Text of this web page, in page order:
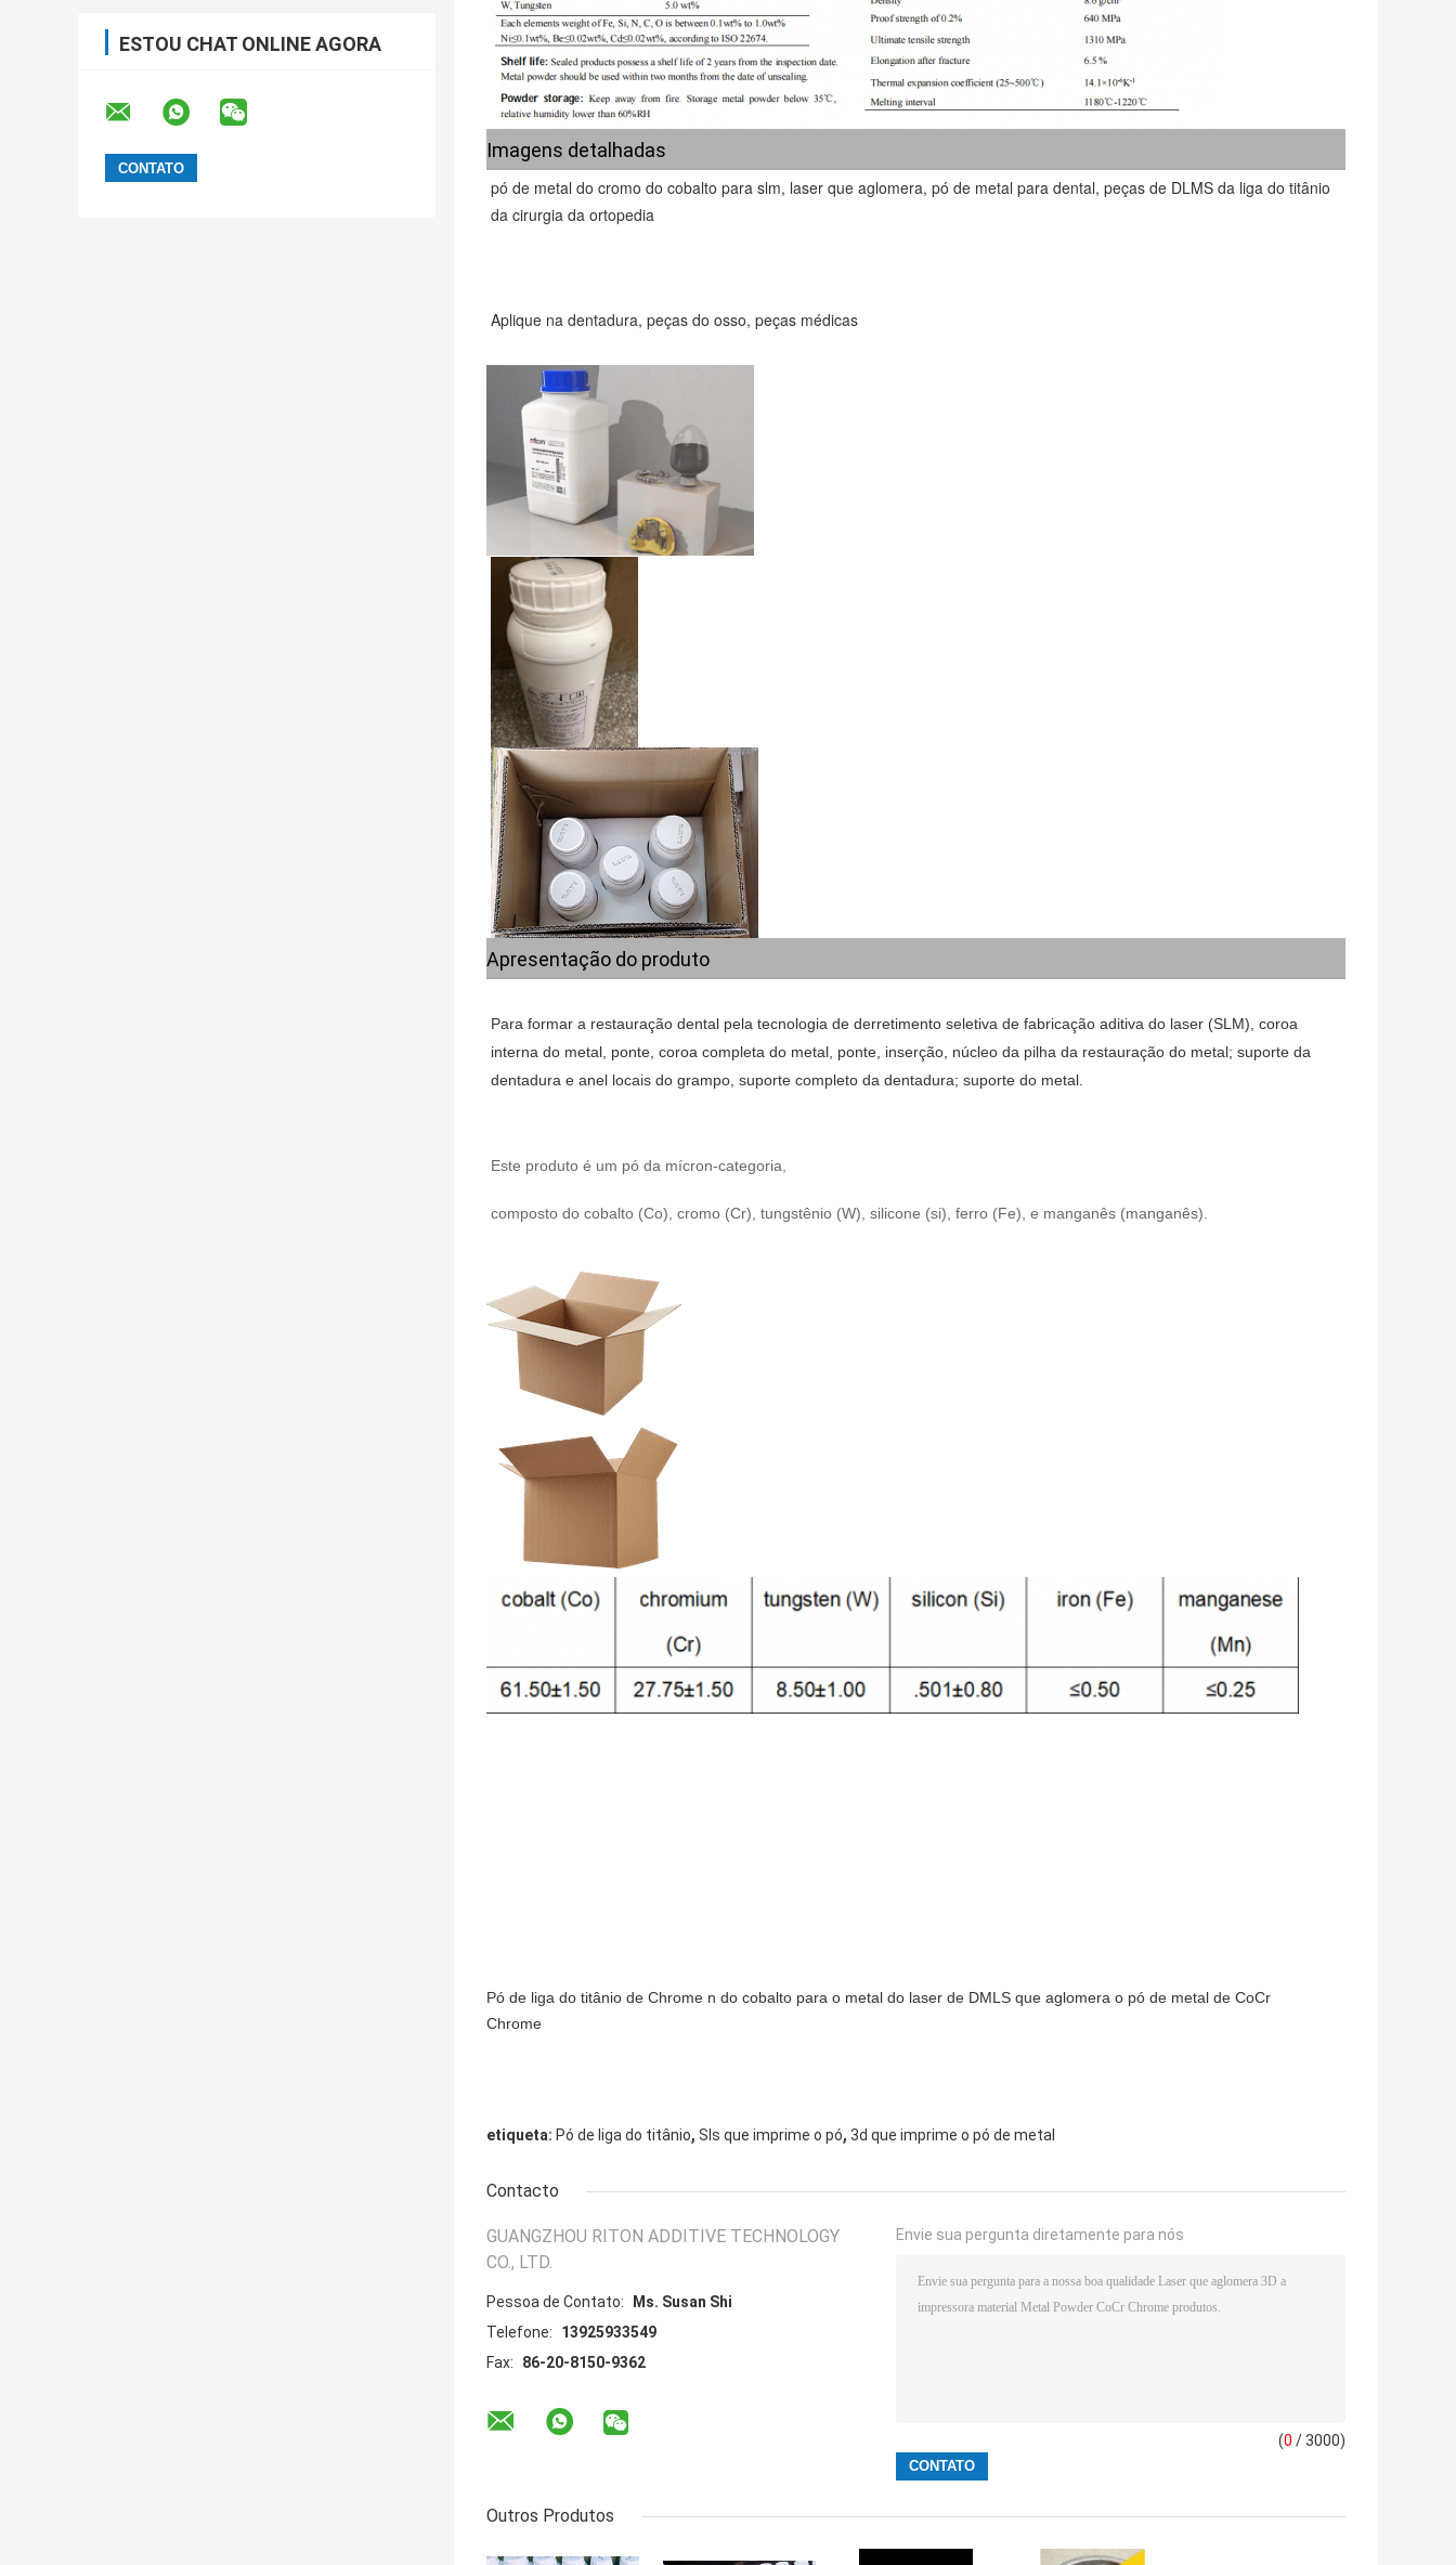
ESTOU CHAT ONLINE AGORA
Imagens detalhadas
pó de metal do cromo do cobalto para slm, laser que aglomera, pó de metal para dental, peças de DLMS da liga do titânio
da cirurgia da ortopedia
Aplique na dentadura, peças do osso, peças médicas
Apresentação do produto
Para formar a restauração dental pela tecnologia de derretimento seletiva de fabricação aditiva do laser (SLM), coroa
interna do metal, ponte, coroa completa do metal, ponte, inserção, núcleo da pilha da restauração do metal; suporte da
dentadura e anel locais do grampo, suporte completo da dentadura; suporte do metal.
Este produto é um pó da mícron-categoria,
composto do cobalto (Co), cromo (Cr), tungstênio (W), silicone (si), ferro (Fe), e manganês (manganês).
Pó de liga do titânio de Chrome n do cobalto para o metal do laser de DMLS que aglomera o pó de metal de CoCr
Chrome
etiqueta: Pó de liga do titânio, Sls que imprime o pó, 3d que imprime o pó de metal
Contacto
GUANGZHOU RITON ADDITIVE TECHNOLOGY
CO., LTD.
Pessoa de Contato:
Ms. Susan Shi
Telefone:
13925933549
Fax:
86-20-8150-9362
Envie sua pergunta diretamente para nós
(0 / 3000)
Outros Produtos